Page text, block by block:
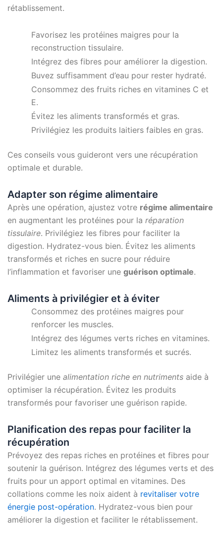
rétablissement.
Favorisez les protéines maigres pour la
reconstruction tissulaire.
Intégrez des fibres pour améliorer la digestion.
Buvez suffisamment d’eau pour rester hydraté.
Consommez des fruits riches en vitamines C et
E.
Évitez les aliments transformés et gras.
Privilégiez les produits laitiers faibles en gras.
Ces conseils vous guideront vers une récupération
optimale et durable.
Adapter son régime alimentaire
Après une opération, ajustez votre régime alimentaire
en augmentant les protéines pour la réparation
tissulaire. Privilégiez les fibres pour faciliter la
digestion. Hydratez-vous bien. Évitez les aliments
transformés et riches en sucre pour réduire
l’inflammation et favoriser une guérison optimale.
Aliments à privilégier et à éviter
Consommez des protéines maigres pour
renforcer les muscles.
Intégrez des légumes verts riches en vitamines.
Limitez les aliments transformés et sucrés.
Privilégier une alimentation riche en nutrimentsaide à
optimiser la récupération. Évitez les produits
transformés pour favoriser une guérison rapide.
Planification des repas pour faciliter la
récupération
Prévoyez des repas riches en protéines et fibres pour
soutenir la guérison. Intégrez des légumes verts et des
fruits pour un apport optimal en vitamines. Des
collations comme les noix aident à revitaliser votre
énergie post-opération. Hydratez-vous bien pour
améliorer la digestion et faciliter le rétablissement.